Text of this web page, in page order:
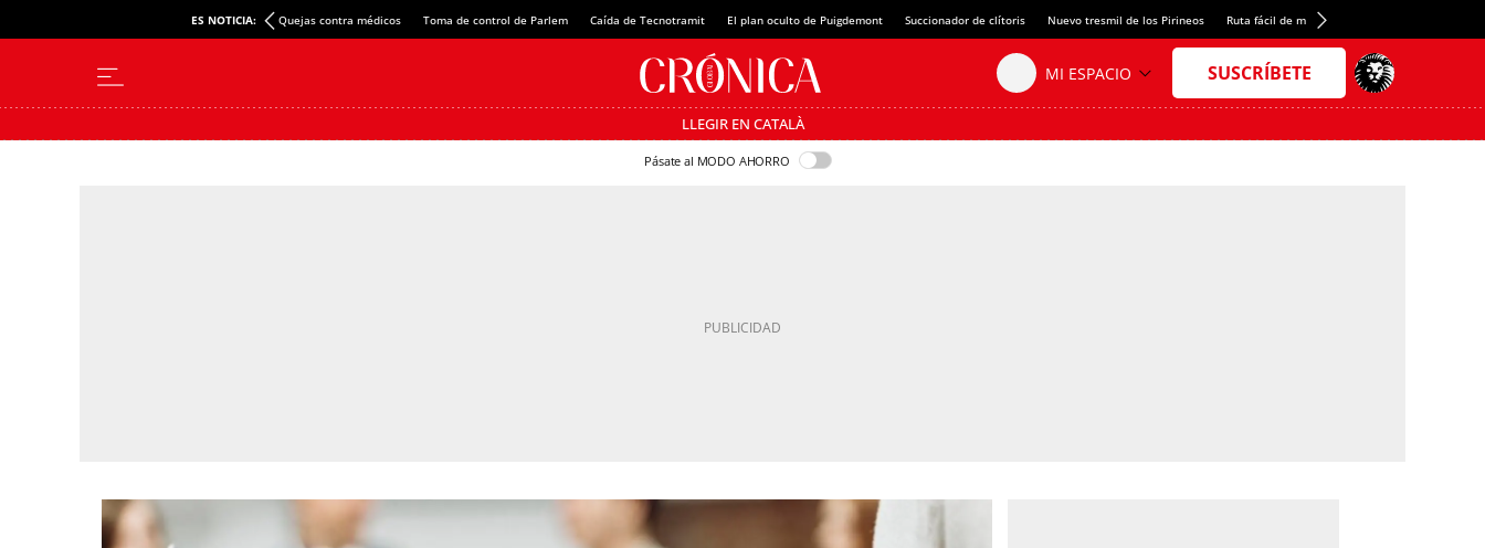
ES NOTICIA: Quejas contra médicos Toma de control de Parlem Caída de Tecnotramit El plan oculto de Puigdemont Succionador de clítoris Nuevo tresmil de los Pirineos Ruta fácil de montaña
LLEGIR EN CATALÀ
Pásate al MODO AHORRO